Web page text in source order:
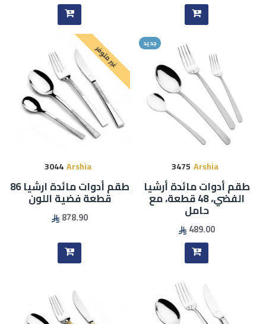
جديد
Arshia
3475
طقم أدوات مائدة أرشيا
الفضي، 48 قطعة، مع
حامل
489.00
غير متوفر
Arshia
3044
طقم أدوات مائدة ارشيا 86
قطعة فضية اللون
878.90